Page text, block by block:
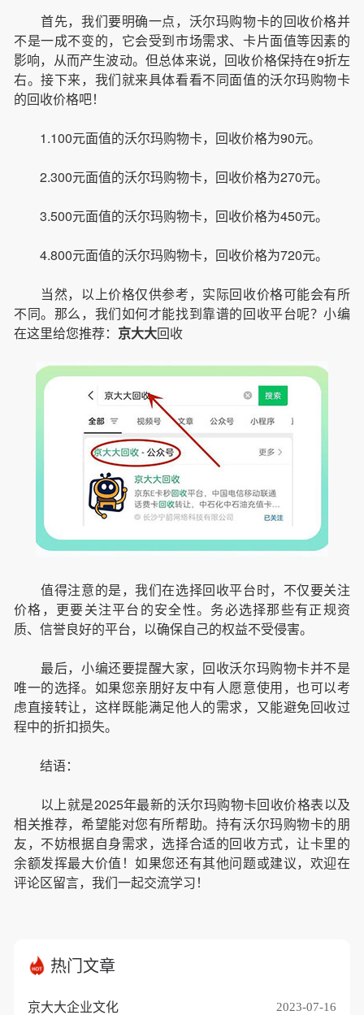
首先，我们要明确一点，沃尔玛购物卡的回收价格并
不是一成不变的，它会受到市场需求、卡片面值等因素的
影响，从而产生波动。但总体来说，回收价格保持在9折左
右。接下来，我们就来具体看看不同面值的沃尔玛购物卡
的回收价格吧！
1.100元面值的沃尔玛购物卡，回收价格为90元。
2.300元面值的沃尔玛购物卡，回收价格为270元。
3.500元面值的沃尔玛购物卡，回收价格为450元。
4.800元面值的沃尔玛购物卡，回收价格为720元。
当然，以上价格仅供参考，实际回收价格可能会有所
不同。那么，我们如何才能找到靠谱的回收平台呢？小编
在这里给您推荐： 京大大回收
值得注意的是，我们在选择回收平台时，不仅要关注
价格，更要关注平台的安全性。务必选择那些有正规资
质、信誉良好的平台，以确保自己的权益不受侵害。
最后，小编还要提醒大家，回收沃尔玛购物卡并不是
唯一的选择。如果您亲朋好友中有人愿意使用，也可以考
虑直接转让，这样既能满足他人的需求，又能避免回收过
程中的折扣损失。
结语：
以上就是2025年最新的沃尔玛购物卡回收价格表以及
相关推荐，希望能对您有所帮助。持有沃尔玛购物卡的朋
友，不妨根据自身需求，选择合适的回收方式，让卡里的
余额发挥最大价值！如果您还有其他问题或建议，欢迎在
评论区留言，我们一起交流学习！
热门文章
京大大企业文化 2023-07-16